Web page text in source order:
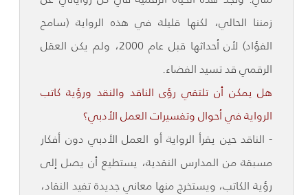
زمننا الحالي، لكنها قليلة في هذه الرواية (سامح
الفؤاد) لأن أحداثها قبل عام 2000، ولم يكن العقل
الرقمي قد تسيد الفضاء.
هل يمكن أن تلتقي رؤى الناقد والنقد ورؤية كاتب
الرواية في أحوال وتفسيرات العمل الأدبي؟
- الناقد حين يقرأ الرواية أو العمل الأدبي دون أفكار
مسبقة من المدارس النقدية، يستطيع أن يصل إلى
رؤية الكاتب، ويستخرج منها معاني جديدة تفيد النقاد،